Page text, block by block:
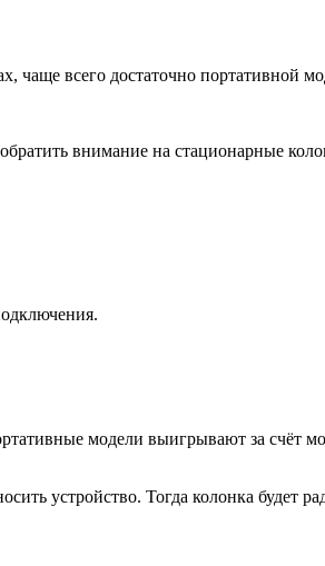
чаще всего достаточно портативной
внимание на стационарные
модели выигрывают за счёт
устройство. Тогда колонка будет